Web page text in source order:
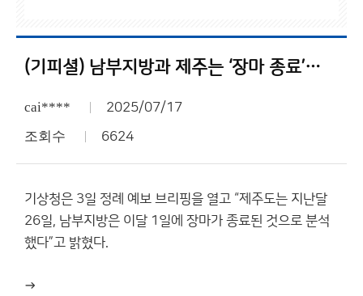
(기피셜) 남부지방과 제주는 ‘장마 종료’…
cai**** 2025/07/17
조회수 6624
기상청은 3일 정례 예보 브리핑을 열고 “제주도는 지난달
26일, 남부지방은 이달 1일에 장마가 종료된 것으로 분석
했다”고 밝혔다.
→